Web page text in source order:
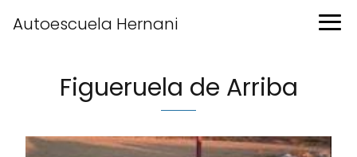
Autoescuela Hernani
Figueruela de Arriba